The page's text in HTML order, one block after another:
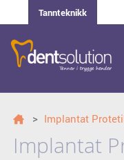
Tannteknikk
> Implantat
Implantat